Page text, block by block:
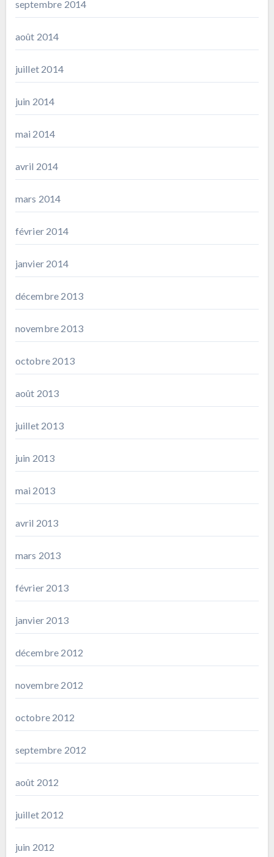
septembre 2014
août 2014
juillet 2014
juin 2014
mai 2014
avril 2014
mars 2014
février 2014
janvier 2014
décembre 2013
novembre 2013
octobre 2013
août 2013
juillet 2013
juin 2013
mai 2013
avril 2013
mars 2013
février 2013
janvier 2013
décembre 2012
novembre 2012
octobre 2012
septembre 2012
août 2012
juillet 2012
juin 2012